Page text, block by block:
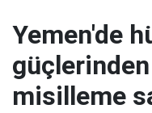
Yemen'de
misilleme